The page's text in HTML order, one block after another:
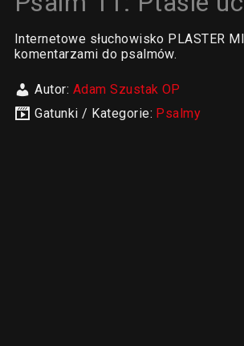
Internetowe słuchowisko PLASTER
komentarzami do psalmów.
Autor: Adam Szustak OP
Gatunki / Kategorie: Psalmy